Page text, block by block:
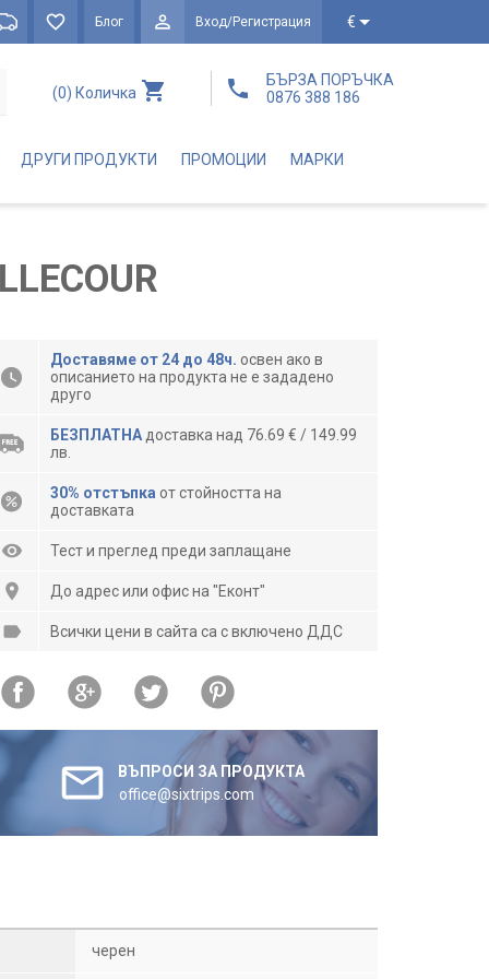
Блог Вход/Регистрация €
(0) Количка
БЪРЗА ПОРЪЧКА
0876 388 186
ДРУГИ ПРОДУКТИ ПРОМОЦИИ МАРКИ
Доставяме от 24 до 48ч. освен ако в
описанието на продукта не е зададено
друго
БЕЗПЛАТНА доставка над 76.69 € / 149.99
лв.
30% отстъпка от стойността на
доставката
Тест и преглед преди заплащане
До адрес или офис на "Еконт"
Всички цени в сайта са с включено ДДС
ВЪПРОСИ ЗА ПРОДУКТА
office@sixtrips.com
черен